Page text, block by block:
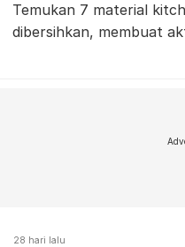
Temukan 7 material
dibersihkan, membuat
28 hari lalu